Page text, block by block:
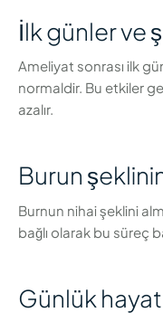
İlk günler ve
Ameliyat sonrası ilk
normaldir. Bu etkiler
azalır.
Burun
Burnun nihai şeklini
bağlı olarak bu süreç
Günlük